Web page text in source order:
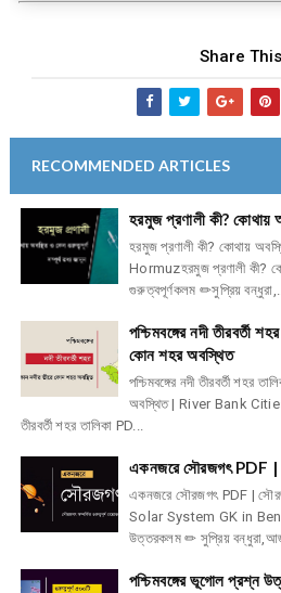
Share
RECOMMENDED ARTICLES
হরমুজ প্রণালী কী?
হরমুজ প্রণালী কী? কোথায়
Hormuzহরমুজ প্রণালী কী?
গুরুত্বপূর্ণকলম ✏সুপ্রিয়
পশ্চিমবঙ্গের নদী তীরবর্তী
কোন শহর অবস্থিত
পশ্চিমবঙ্গের নদী তীরবর্তী শহর
অবস্থিত | River Bank Cities
তীরবর্তী শহর তালিকা PD...
একনজরে সৌরজগৎ PDF |
একনজরে সৌরজগৎ PDF |
Solar System GK in
উত্তরকলম ✏ সুপ্রিয়
পশ্চিমবঙ্গের ভূগোল